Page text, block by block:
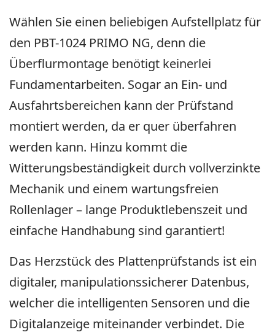
Wählen Sie einen beliebigen Aufstellplatz für
den PBT-1024 PRIMO NG, denn die
Überflurmontage benötigt keinerlei
Fundamentarbeiten. Sogar an Ein- und
Ausfahrtsbereichen kann der Prüfstand
montiert werden, da er quer überfahren
werden kann. Hinzu kommt die
Witterungsbeständigkeit durch vollverzinkte
Mechanik und einem wartungsfreien
Rollenlager – lange Produktlebenszeit und
einfache Handhabung sind garantiert!
Das Herzstück des Plattenprüfstands ist ein
digitaler, manipulationssicherer Datenbus,
welcher die intelligenten Sensoren und die
Digitalanzeige miteinander verbindet. Die